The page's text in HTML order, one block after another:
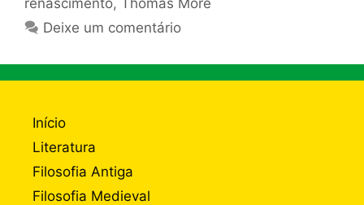
renascimento, Thomas More
Deixe um comentário
Início
Literatura
Filosofia Antiga
Filosofia Medieval